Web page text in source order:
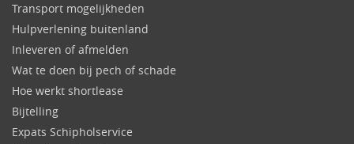
Transport mogelijkheden
Hulpverlening buitenland
Inleveren of afmelden
Wat te doen bij pech of schade
Hoe werkt shortlease
Bijtelling
Expats Schipholservice